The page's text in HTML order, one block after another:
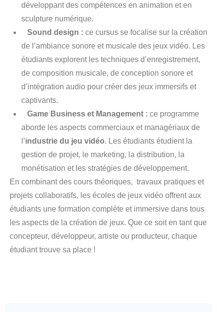
développant des compétences en animation et en
sculpture numérique.
Sound design : ce cursus se focalise sur la création
de l’ambiance sonore et musicale des jeux vidéo. Les
étudiants explorent les techniques d’enregistrement,
de composition musicale, de conception sonore et
d’intégration audio pour créer des jeux immersifs et
captivants.
Game Business et Management : ce programme
aborde les aspects commerciaux et managériaux de
l’industrie du jeu vidéo. Les étudiants étudient la
gestion de projet, le marketing, la distribution, la
monétisation et les stratégies de développement.
En combinant des cours théoriques, travaux pratiques et
projets collaboratifs, les écoles de jeux vidéo offrent aux
étudiants une formation complète et immersive dans tous
les aspects de la création de jeux. Que ce soit en tant que
concepteur, développeur, artiste ou producteur, chaque
étudiant trouve sa place !